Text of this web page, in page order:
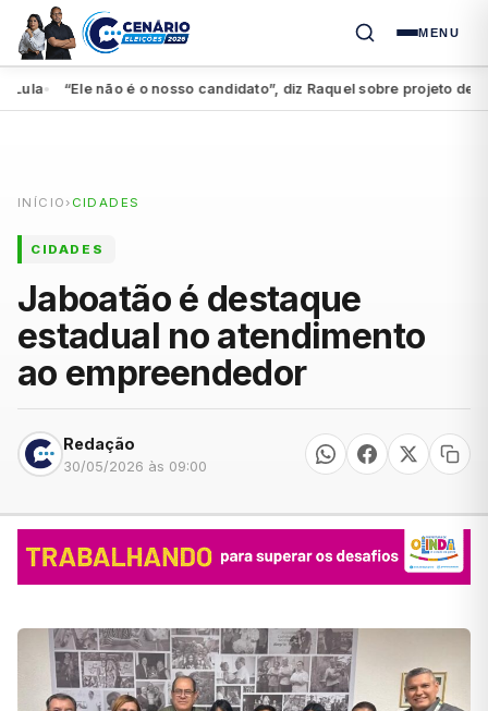
MENU
“Ele não é o nosso candidato”, diz Raquel sobre projeto de
INÍCIO › CIDADES
CIDADES
Jaboatão é destaque
estadual no atendimento
ao empreendedor
Redação
30/05/2026 às 09:00